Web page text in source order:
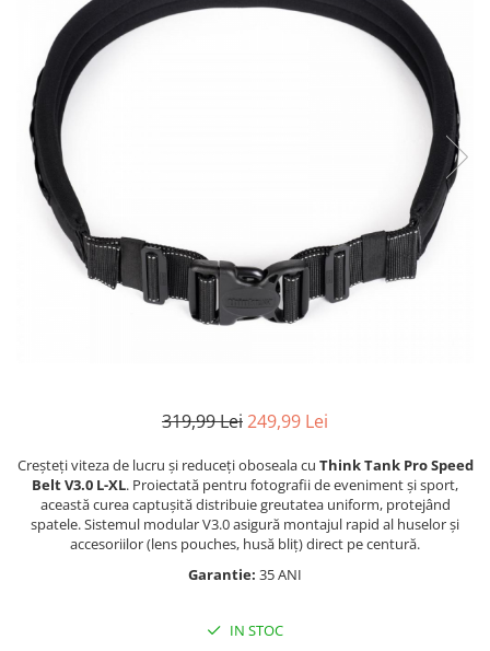
Obiective Mirorless
Obiective DSLR
Huse si tocuri protectie obiective
Obiective Cinematice
Parasolare
Teleconvertoare
Adaptoare montura / baioneta
Capace obiectiv si camera
Inele Macro
Convertoare pe filet foto video
Inele reductii obiective
Curatare si intretinere
319,99 Lei249,99 Lei
Creșteți viteza de lucru și reduceți oboseala cu Think Tank Pro Speed
Belt V3.0 L-XL. Proiectată pentru fotografii de eveniment și sport,
această curea captușită distribuie greutatea uniform, protejând
spatele. Sistemul modular V3.0 asigură montajul rapid al huselor și
accesoriilor (lens pouches, husă bliț) direct pe centură.
Garantie: 35 ANI
IN STOC